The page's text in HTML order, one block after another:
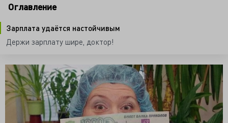
Оглавление
Зарплата удаётся настойчивым
Держи зарплату шире, доктор!